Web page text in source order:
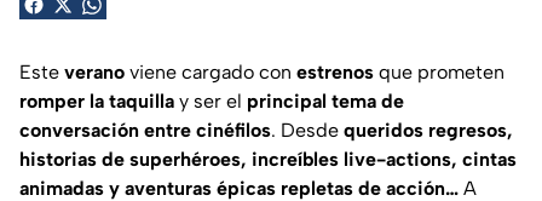
Este verano viene cargado con estrenos que prometen
romper la taquilla y ser el principal tema de
conversación entre cinéfilos. Desde queridos regresos,
historias de superhéroes, increíbles live-actions, cintas
animadas y aventuras épicas repletas de acción… A